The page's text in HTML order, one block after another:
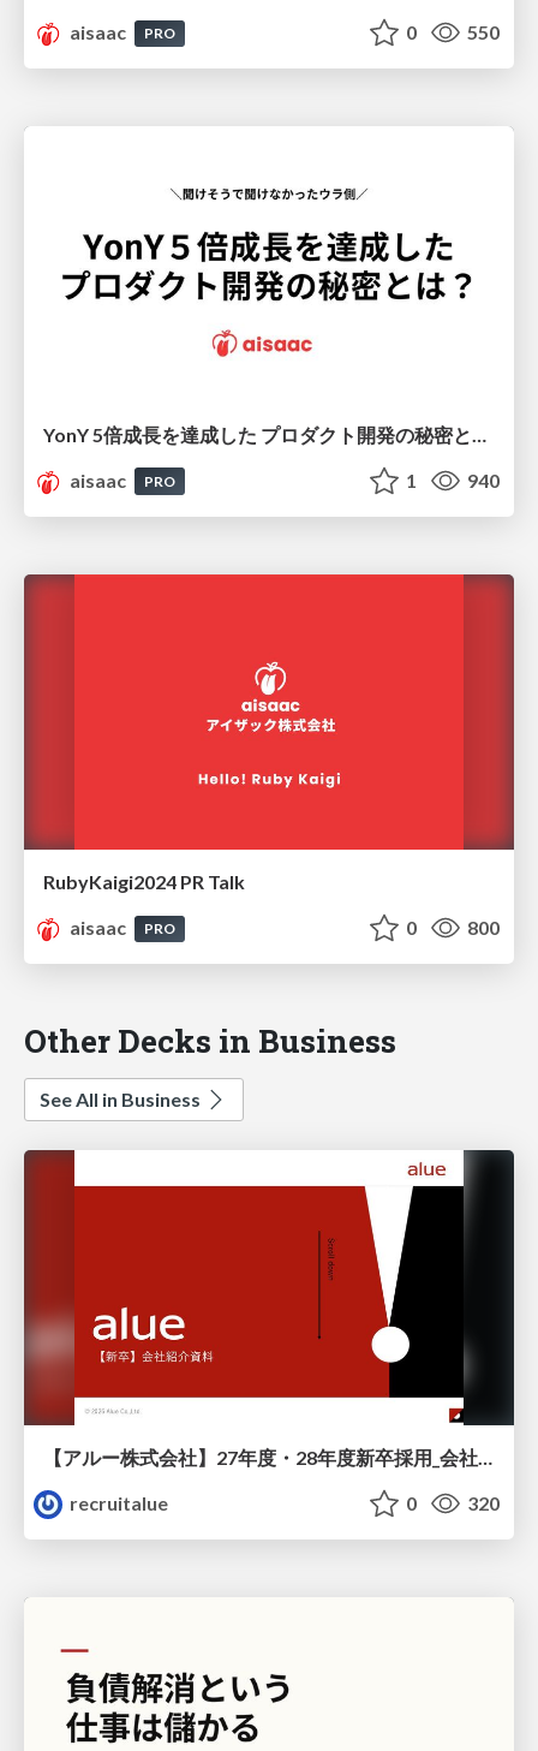
aisaac
PRO 0 550
aisaac
PRO 1 940
RubyKaigi2024 PR Talk
aisaac
PRO 0 800
Other Decks in Business
See All in Business
【アルー株式会社】27年度・28年度新卒採用_会社説明資料
recruitalue
0 320